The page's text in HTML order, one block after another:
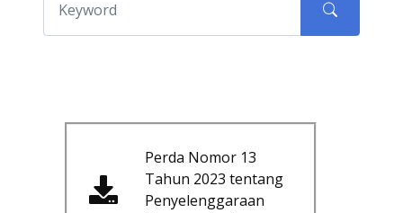
Perda Nomor 13
Tahun 2023 tentang
Penyelenggaraan